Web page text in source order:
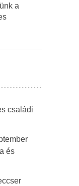
a
családi
és